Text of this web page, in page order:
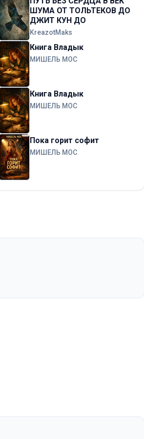
ШУМА ОТ ТОЛЬТЕКОВ ДО
ДЖИТ КУН ДО
KreazotMaks
Книга Владык
МИШЕЛЬ МОС
Книга Владык
МИШЕЛЬ МОС
Пока горит софит
МИШЕЛЬ МОС